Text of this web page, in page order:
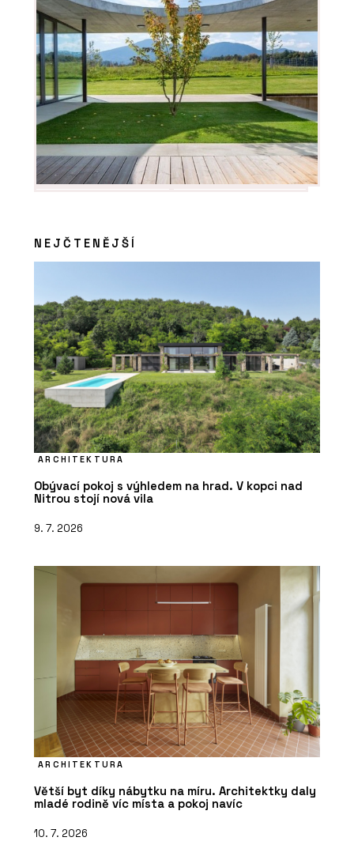
NEJČTENĚJŠÍ
ARCHITEKTURA
Obývací pokoj s výhledem na hrad. V kopci nad
Nitrou stojí nová vila
9. 7. 2026
ARCHITEKTURA
Větší byt díky nábytku na míru. Architektky daly
mladé rodině víc místa a pokoj navíc
10. 7. 2026